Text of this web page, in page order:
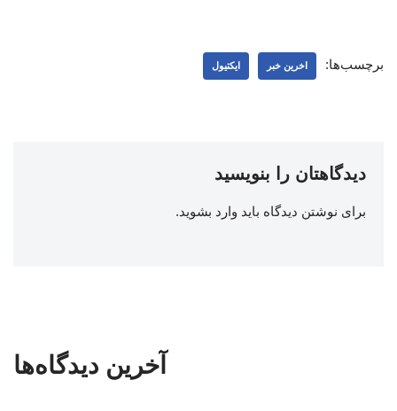
برچسب‌ها: اخرین خبر ایکتیول
دیدگاهتان را بنویسید
برای نوشتن دیدگاه باید وارد بشوید.
آخرین دیدگاه‌ها